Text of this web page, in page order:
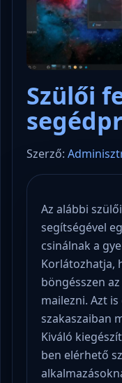
Szülői
Szerző:
Az alábbi
segítségével
csinálnak a
Korlátozhatja,
böngésszen
mailezni. Azt
szakaszaiban
Kiváló
ben elérhető